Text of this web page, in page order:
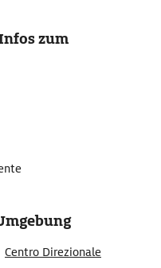
zum
Centro Direzionale